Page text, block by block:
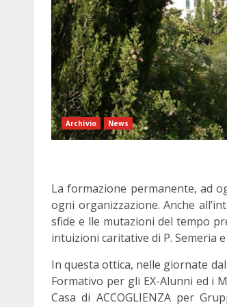
Archivio News
La formazione permanente, ad
ogni organizzazione. Anche
sfide e lle mutazioni del tempo
intuizioni caritative di P. Semeria
In questa ottica, nelle giornate
Formativo per gli EX-Alunni ed i
Casa di ACCOGLIENZA per